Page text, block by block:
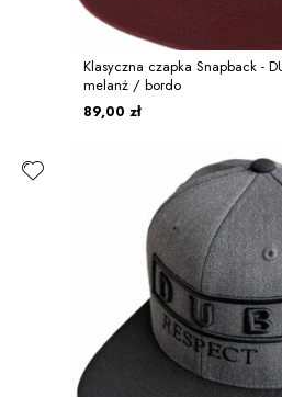
Klasyczna czapka Snapback -
melanż / bordo
89,00 zł